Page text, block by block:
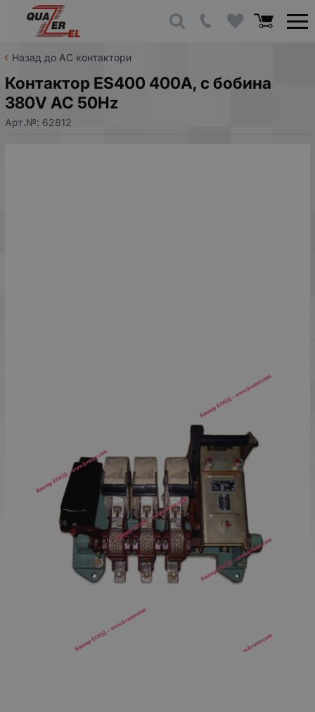
Назад до AC контактори
Контактор ES400 400A, с бобина
380V AC 50Hz
Арт.№: 62812